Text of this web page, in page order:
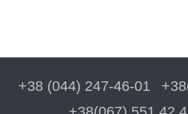
+38 (044) 247-46-01